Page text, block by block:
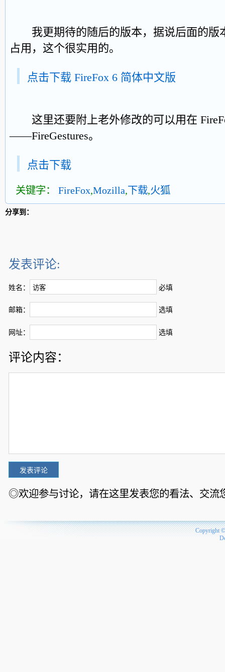
我更期待的随后的版本，据说后面的版
占用，这个很实用的。
点击下载 FireFox 6 简体中文版
这里还要附上老外修改的可以用在
——FireGestures。
点击下载
关键字： FireFox,Mozilla,下载,火狐
分享到：
发表评论:
姓名： 必填
邮箱： 选填
网址： 选填
评论内容：
◎欢迎参与讨论，请在这里发表您的看法、交流
Copyright